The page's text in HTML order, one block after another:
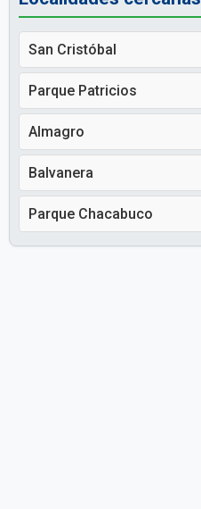
San Cristóbal
Parque Patricios
Almagro
Balvanera
Parque Chacabuco